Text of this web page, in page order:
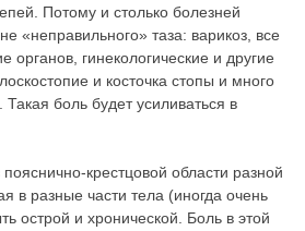
Потому и столько болезней
«неправильного» таза: варикоз, все
органов, гинекологические и другие
и косточка стопы и много
боль будет усиливаться в
крестцовой области разной
в разные части тела (иногда очень
острой и хронической. Боль в этой